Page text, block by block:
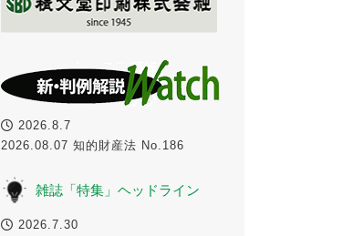
2026.8.7
2026.08.07 知的財産法 No.186
雑誌「特集」ヘッドライン
2026.7.30